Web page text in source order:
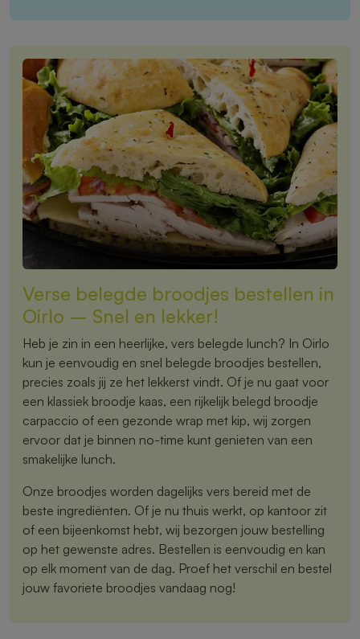
Verse belegde broodjes bestellen in
Oirlo – Snel en lekker!
Heb je zin in een heerlijke, vers belegde lunch? In Oirlo
kun je eenvoudig en snel belegde broodjes bestellen,
precies zoals jij ze het lekkerst vindt. Of je nu gaat voor
een klassiek broodje kaas, een rijkelijk belegd broodje
carpaccio of een gezonde wrap met kip, wij zorgen
ervoor dat je binnen no-time kunt genieten van een
smakelijke lunch.
Onze broodjes worden dagelijks vers bereid met de
beste ingrediënten. Of je nu thuis werkt, op kantoor zit
of een bijeenkomst hebt, wij bezorgen jouw bestelling
op het gewenste adres. Bestellen is eenvoudig en kan
op elk moment van de dag. Proef het verschil en bestel
jouw favoriete broodjes vandaag nog!